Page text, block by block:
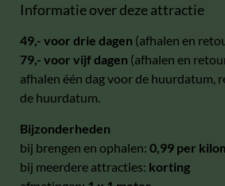
Informatie over deze attractie
49,- voor drie dagen (afhalen en
79,- voor vijf dagen (afhalen en
afhalen één dag voor de huurdatum,
de huurdatum.
Bijzonderheden
bij brengen en ophalen: 0,99 per
bij meerdere attracties: korting